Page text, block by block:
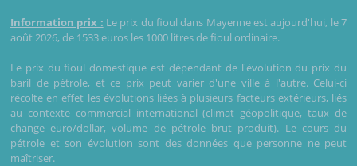
Information prix : Le prix du fioul dans Mayenne est aujourd'hui, le 7
août 2026, de 1533 euros les 1000 litres de fioul ordinaire.
Le prix du fioul domestique est dépendant de l'évolution du prix du
baril de pétrole, et ce prix peut varier d'une ville à l'autre. Celui-ci
récolte en effet les évolutions liées à plusieurs facteurs extérieurs, liés
au contexte commercial international (climat géopolitique, taux de
change euro/dollar, volume de pétrole brut produit). Le cours du
pétrole et son évolution sont des données que personne ne peut
maîtriser.